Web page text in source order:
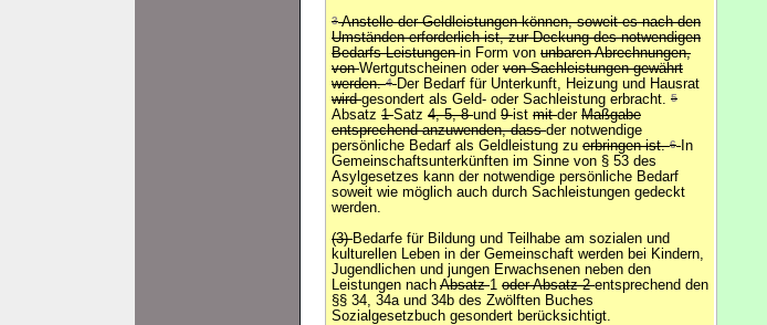
3Anstelle der Geldleistungen können, soweit es nach den
Umständen erforderlich ist, zur Deckung des notwendigen
Bedarfs Leistungenin Form von unbaren Abrechnungen,
vonWertgutscheinen oder von Sachleistungen gewährt
werden.4 Der Bedarf für Unterkunft, Heizung und Hausrat
wirdgesondert als Geld- oder Sachleistung erbracht. 5
Absatz 1Satz 4, 5, 8und 9ist mitder Maßgabe
entsprechend anzuwenden, dassder notwendige
persönliche Bedarf als Geldleistung zu erbringen ist.6
In
Gemeinschaftsunterkünften im Sinne von § 53 des
Asylgesetzes kann der notwendige persönliche Bedarf
soweit wie möglich auch durch Sachleistungen gedeckt
werden.
(3)Bedarfe für Bildung und Teilhabe am sozialen und
kulturellen Leben in der Gemeinschaft werden bei Kindern,
Jugendlichen und jungen Erwachsenen neben den
Leistungen nach Absatz1 oder Absatz 2entsprechend den
§§ 34, 34a und 34b des Zwölften Buches
Sozialgesetzbuch gesondert berücksichtigt.